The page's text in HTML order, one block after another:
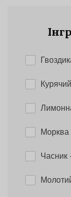
Морква
Часник